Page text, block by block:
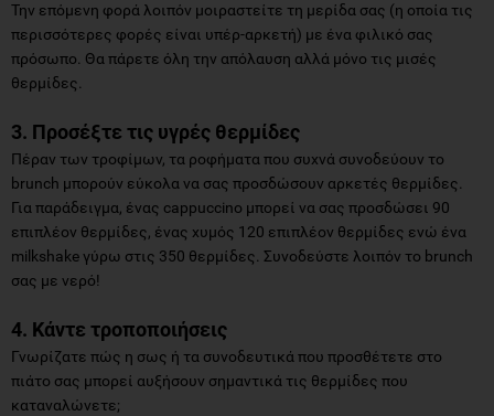
Την επόμενη φορά λοιπόν μοιραστείτε τη μερίδα σας (η οποία τις
περισσότερες φορές είναι υπέρ-αρκετή) με ένα φιλικό σας
πρόσωπο. Θα πάρετε όλη την απόλαυση αλλά μόνο τις μισές
θερμίδες.
3. Προσέξτε τις υγρές θερμίδες
Πέραν των τροφίμων, τα ροφήματα που συχνά συνοδεύουν το
brunch μπορούν εύκολα να σας προσδώσουν αρκετές θερμίδες.
Για παράδειγμα, ένας cappuccino μπορεί να σας προσδώσει 90
επιπλέον θερμίδες, ένας χυμός 120 επιπλέον θερμίδες ενώ ένα
milkshake γύρω στις 350 θερμίδες. Συνοδεύστε λοιπόν το brunch
σας με νερό!
4. Κάντε τροποποιήσεις
Γνωρίζατε πώς η σως ή τα συνοδευτικά που προσθέτετε στο
πιάτο σας μπορεί αυξήσουν σημαντικά τις θερμίδες που
καταναλώνετε;